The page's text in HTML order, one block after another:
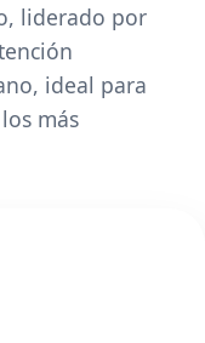
liderado por
ideal para
más